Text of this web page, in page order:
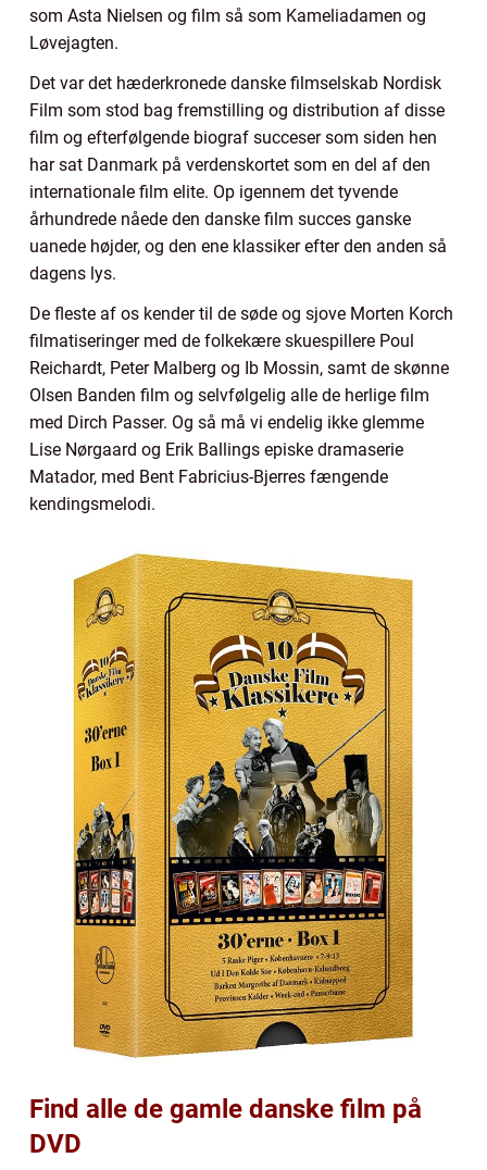
som Asta Nielsen og film så som Kameliadamen og
Løvejagten.
Det var det hæderkronede danske filmselskab Nordisk
Film som stod bag fremstilling og distribution af disse
film og efterfølgende biograf succeser som siden hen
har sat Danmark på verdenskortet som en del af den
internationale film elite. Op igennem det tyvende
århundrede nåede den danske film succes ganske
uanede højder, og den ene klassiker efter den anden så
dagens lys.
De fleste af os kender til de søde og sjove Morten Korch
filmatiseringer med de folkekære skuespillere Poul
Reichardt, Peter Malberg og Ib Mossin, samt de skønne
Olsen Banden film og selvfølgelig alle de herlige film
med Dirch Passer. Og så må vi endelig ikke glemme
Lise Nørgaard og Erik Ballings episke dramaserie
Matador, med Bent Fabricius-Bjerres fængende
kendingsmelodi.
Find alle de gamle danske film på
DVD